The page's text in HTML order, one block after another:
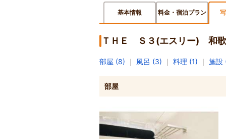
基本情報 料金・宿泊プラン
ＴＨＥ Ｓ３(エスリー) 和歌
部屋 (8) ｜ 風呂 (3) ｜ 料理 (1) ｜ 施設
部屋